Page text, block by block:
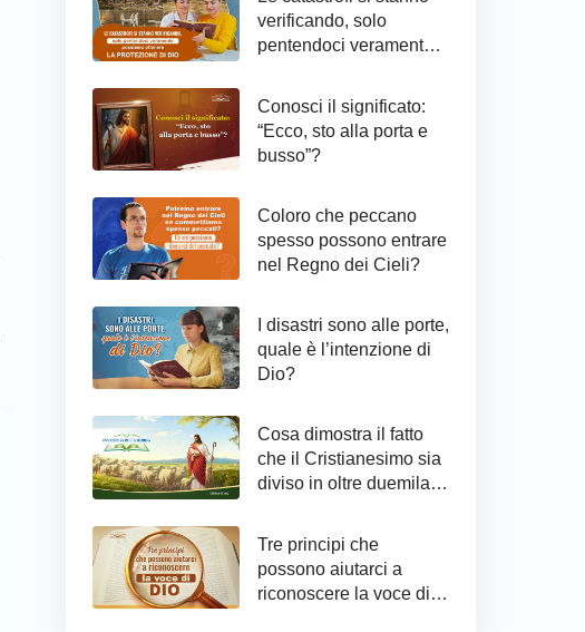
protetti da Dio
verificando, solo
pentendoci veramente
Conosci il significato:
“Ecco, sto alla porta e
busso”?
Coloro che peccano
spesso possono entrare
nel Regno dei Cieli?
I disastri sono alle porte,
quale è l’intenzione di
Dio?
Cosa dimostra il fatto
che il Cristianesimo sia
diviso in oltre duemila
Tre principi che
possono aiutarci a
riconoscere la voce di